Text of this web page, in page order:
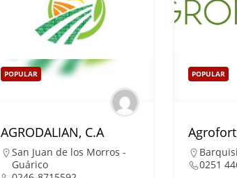
POPULAR
AGRODALIAN, C.A
San Juan de los Morros -
Guárico
POPULAR
0251